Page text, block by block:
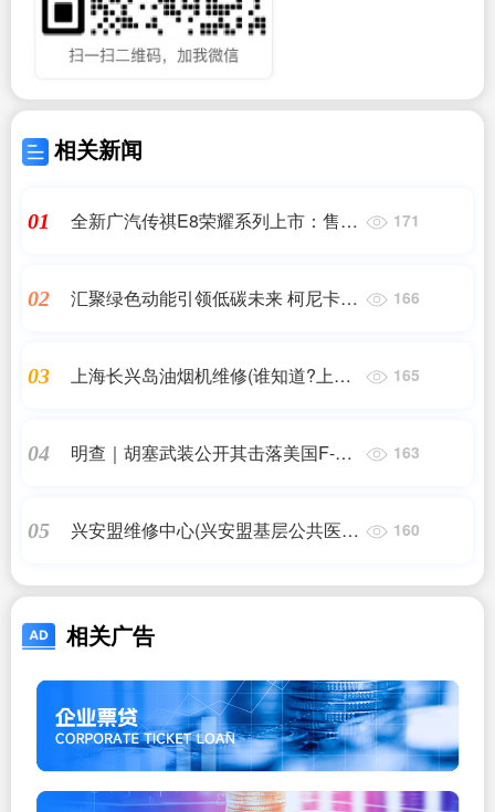
相关新闻
01
全新广汽传祺E8荣耀系列上市：售价
171
02
汇聚绿色动能引领低碳未来 柯尼卡美
166
03
上海长兴岛油烟机维修(谁知道?上海
165
04
明查｜胡塞武装公开其击落美国F-22
163
05
兴安盟维修中心(兴安盟基层公共医疗
160
相关广告